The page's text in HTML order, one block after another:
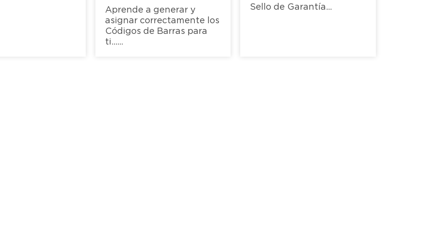
Aprende a generar y
asignar correctamente los
Códigos de Barras para
ti......
Sello de Garantía...